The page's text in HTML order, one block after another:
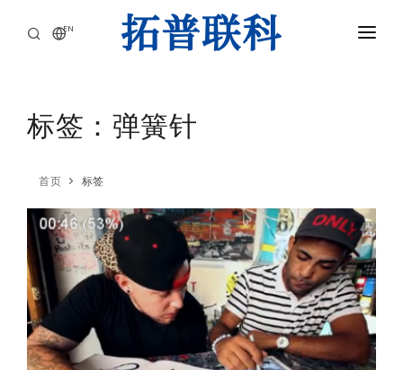
EN
产品中心
关于我们
新闻
联系我们
标签：弹簧针
首页 标签